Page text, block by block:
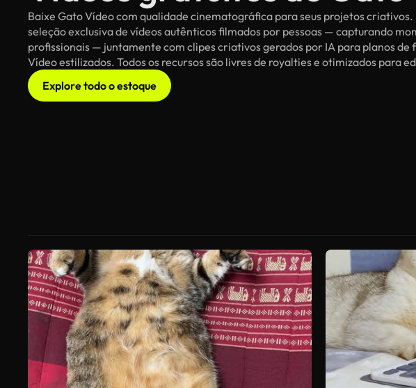
Baixe Gato Vídeo com qualidade cinematográfica para seus projetos
seleção exclusiva de vídeos autênticos filmados por pessoas — capturando
profissionais — juntamente com clipes criativos gerados por IA para planos de
Vídeo estilizados. Todos os recursos são livres de royalties e otimizados para
Explore todo o estoque